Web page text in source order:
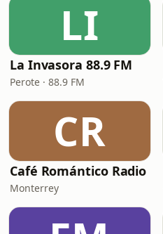
LI
La Invasora 88.9 FM
Perote · 88.9 FM
CR
Café Romántico Radio
Monterrey